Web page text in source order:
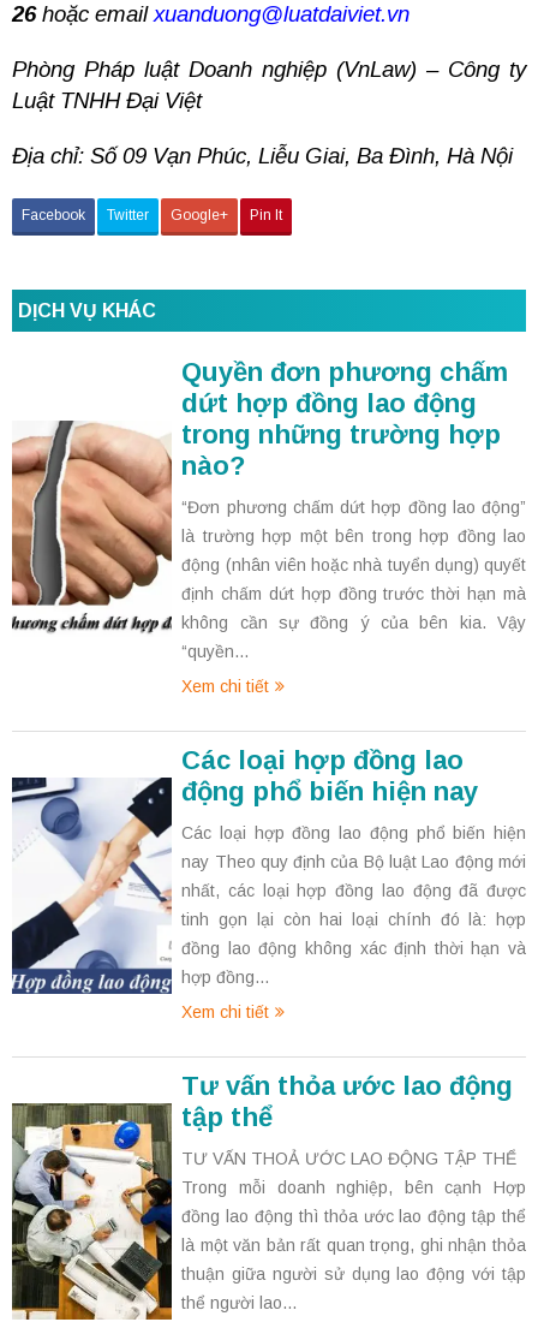
26hoặc emailxuanduong@luatdaiviet.vn
Phòng Pháp luật Doanh nghiệp (VnLaw) – Công ty
Luật TNHH Đại Việt
Địa chỉ: Số 09 Vạn Phúc, Liễu Giai, Ba Đình, Hà Nội
Facebook Twitter Google+ Pin It
DỊCH VỤ KHÁC
Quyền đơn phương chấm
dứt hợp đồng lao động
trong những trường hợp
nào?
“Đơn phương chấm dứt hợp đồng lao động”
là trường hợp một bên trong hợp đồng lao
động (nhân viên hoặc nhà tuyển dụng) quyết
định chấm dứt hợp đồng trước thời hạn mà
không cần sự đồng ý của bên kia. Vậy
“quyền...
Xem chi tiết
Các loại hợp đồng lao
động phổ biến hiện nay
Các loại hợp đồng lao động phổ biến hiện
nay Theo quy định của Bộ luật Lao động mới
nhất, các loại hợp đồng lao động đã được
tinh gọn lại còn hai loại chính đó là: hợp
đồng lao động không xác định thời hạn và
hợp đồng...
Xem chi tiết
Tư vấn thỏa ước lao động
tập thể
TƯ VẤN THOẢ ƯỚC LAO ĐỘNG TẬP THỂ
Trong mỗi doanh nghiệp, bên cạnh Hợp
đồng lao động thì thỏa ước lao động tập thể
là một văn bản rất quan trọng, ghi nhận thỏa
thuận giữa người sử dụng lao động với tập
thể người lao...